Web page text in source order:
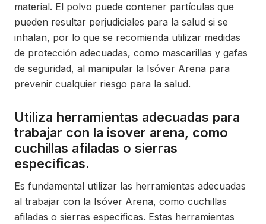
material. El polvo puede contener partículas que
pueden resultar perjudiciales para la salud si se
inhalan, por lo que se recomienda utilizar medidas
de protección adecuadas, como mascarillas y gafas
de seguridad, al manipular la Isóver Arena para
prevenir cualquier riesgo para la salud.
Utiliza herramientas adecuadas para
trabajar con la isover arena, como
cuchillas afiladas o sierras
específicas.
Es fundamental utilizar las herramientas adecuadas
al trabajar con la Isóver Arena, como cuchillas
afiladas o sierras específicas. Estas herramientas